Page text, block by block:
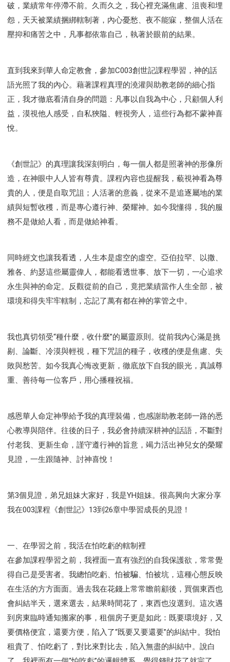
破，業績常年停滯不前。久而久之，我心裡充滿焦慮、沮喪和埋
怨，天天被業績捆綁轄制著，內心憂愁、夜不能寐，整個人活在
壓抑和痛苦之中，凡事都依靠自己，執著於眼前的結果。
直到我來到華人命定教會，參加C003創世記課程學習，神的話
語光照了我的內心。藉著課程真理的澆灌與助教老師的細心指
正，我才徹底看清自身的問題：凡事以自我為中心，只顧個人利
益，漠視他人感受，自私狹隘、輕視旁人，這些行為都不蒙神喜
悅。
《創世記》的真理讓我深刻明白，每一個人都是照著神的形像所
造，在神眼中人人皆有尊貴。課程內容也提醒我，藐視神看為尊
貴的人，便是自取咒詛；人活著的意義，從來不是追逐屬地的業
績與短暫收穫，而是專心遵行神、榮耀神。如今我懂得，我的服
務不是做給人看，而是做給神看。
同時經文也讓我看透，人生本是虛空的虛空。亞伯拉罕、以撒、
雅各、約瑟這些屬靈偉人，都能看透世事、放下一切，一心追求
永生與神的命定。反觀從前的自己，竟把業績當作人生全部，被
環境和得失牢牢轄制，忘記了萬有都在神的掌管之中。
我也真切領受“種什麼，收什麼”的屬靈原則。從前我內心滿是挑
剔、論斷、冷漠與輕視，種下咒詛的種子，收穫的便是焦慮、失
敗與愁苦。如今我真心悔改更新，徹底放下自我的眼光，真誠尊
重、善待每一位客戶，用心播種祝福。
感恩華人命定神學給予我的真理裝備，也感謝助教老師一路的悉
心教導與陪伴。往後的日子，我必會持續深耕神的話語，不斷對
付老我、更新生命，謹守遵行神的旨意，竭力活出神兒女的榮耀
見證，一生跟隨神、討神喜悅！
第3個見證，弟兄姐妹大家好，我是YH姐妹。很高興向大家分享
我在003課程《創世記》13到26章中學習成長的見證！
一、在學習之前，我活在怕吃虧的轄制裡
在參加課程學習之前，我裡面一直有強烈的自我保護欲，常常覺
得自己是受害者。我總怕吃虧、怕被騙、怕被坑，這種心態反映
在生活的方方面面。過去我在花錢上常常瞻前顧後，買個東西也
會糾結半天，選來選去，結果時間花了，東西也沒選到。這次遇
到房東臨時通知搬家的事，租個房子更是如此：既要環境好，又
要價格便宜，還要方便，陷入了“既要又要還要”的糾結中。我怕
租貴了、怕吃虧了，對比來對比去，陷入無盡的糾結中。說白